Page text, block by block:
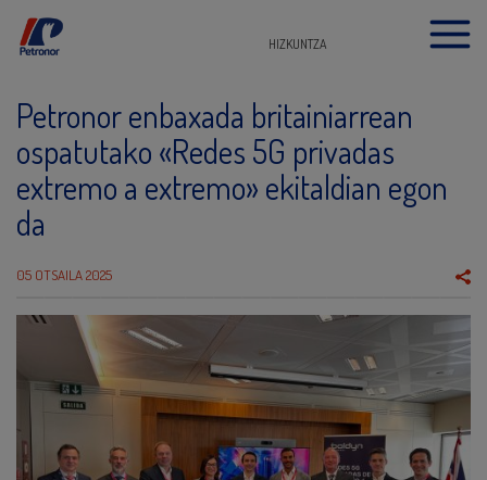
HIZKUNTZA
Petronor enbaxada britainiarrean
ospatutako «Redes 5G privadas
extremo a extremo» ekitaldian egon
da
05 OTSAILA 2025